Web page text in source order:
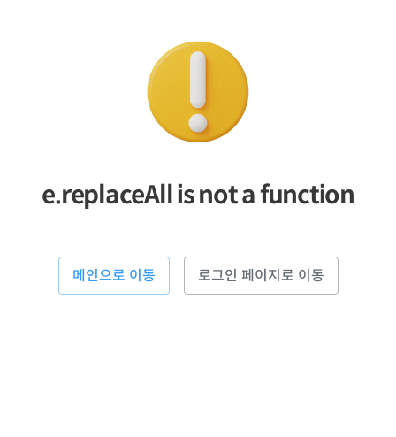
e.replaceAll is not a function
메인으로 이동 로그인 페이지로 이동